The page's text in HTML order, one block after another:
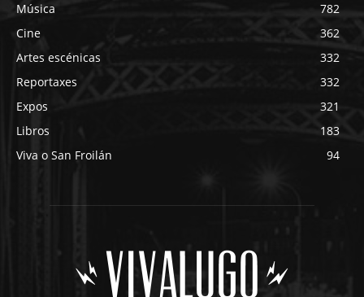
Música
782
Cine
362
Artes escénicas
332
Reportaxes
332
Expos
321
Libros
183
Viva o San Froilán
94